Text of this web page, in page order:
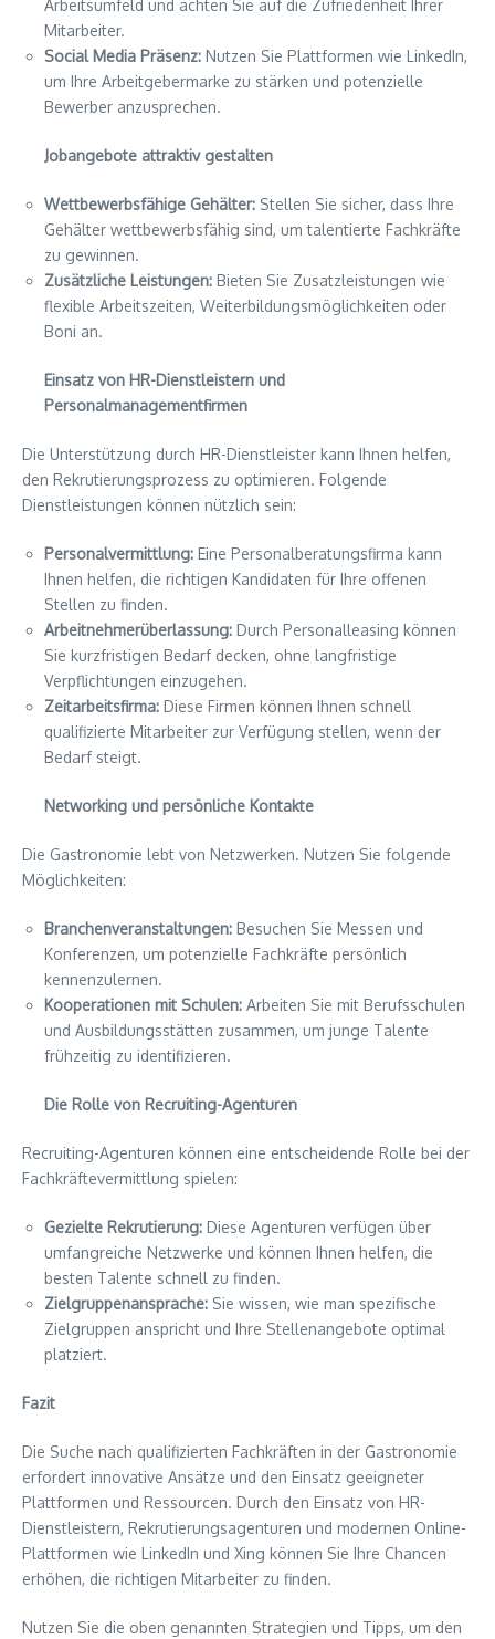
Arbeitsumfeld und achten Sie auf die Zufriedenheit Ihrer
Mitarbeiter.
Social Media Präsenz: Nutzen Sie Plattformen wie LinkedIn,
um Ihre Arbeitgebermarke zu stärken und potenzielle
Bewerber anzusprechen.
Jobangebote attraktiv gestalten
Wettbewerbsfähige Gehälter: Stellen Sie sicher, dass Ihre
Gehälter wettbewerbsfähig sind, um talentierte Fachkräfte
zu gewinnen.
Zusätzliche Leistungen: Bieten Sie Zusatzleistungen wie
flexible Arbeitszeiten, Weiterbildungsmöglichkeiten oder
Boni an.
Einsatz von HR-Dienstleistern und
Personalmanagementfirmen
Die Unterstützung durch HR-Dienstleister kann Ihnen helfen,
den Rekrutierungsprozess zu optimieren. Folgende
Dienstleistungen können nützlich sein:
Personalvermittlung: Eine Personalberatungsfirma kann
Ihnen helfen, die richtigen Kandidaten für Ihre offenen
Stellen zu finden.
Arbeitnehmerüberlassung: Durch Personalleasing können
Sie kurzfristigen Bedarf decken, ohne langfristige
Verpflichtungen einzugehen.
Zeitarbeitsfirma: Diese Firmen können Ihnen schnell
qualifizierte Mitarbeiter zur Verfügung stellen, wenn der
Bedarf steigt.
Networking und persönliche Kontakte
Die Gastronomie lebt von Netzwerken. Nutzen Sie folgende
Möglichkeiten:
Branchenveranstaltungen: Besuchen Sie Messen und
Konferenzen, um potenzielle Fachkräfte persönlich
kennenzulernen.
Kooperationen mit Schulen: Arbeiten Sie mit Berufsschulen
und Ausbildungsstätten zusammen, um junge Talente
frühzeitig zu identifizieren.
Die Rolle von Recruiting-Agenturen
Recruiting-Agenturen können eine entscheidende Rolle bei der
Fachkräftevermittlung spielen:
Gezielte Rekrutierung: Diese Agenturen verfügen über
umfangreiche Netzwerke und können Ihnen helfen, die
besten Talente schnell zu finden.
Zielgruppenansprache: Sie wissen, wie man spezifische
Zielgruppen anspricht und Ihre Stellenangebote optimal
platziert.
Fazit
Die Suche nach qualifizierten Fachkräften in der Gastronomie
erfordert innovative Ansätze und den Einsatz geeigneter
Plattformen und Ressourcen. Durch den Einsatz von HR-
Dienstleistern, Rekrutierungsagenturen und modernen Online-
Plattformen wie LinkedIn und Xing können Sie Ihre Chancen
erhöhen, die richtigen Mitarbeiter zu finden.
Nutzen Sie die oben genannten Strategien und Tipps, um den